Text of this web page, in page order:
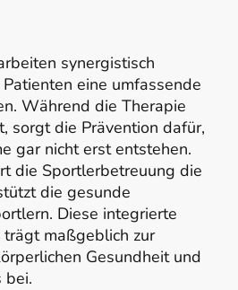
synergistisch
eine umfassende
Während die Therapie
sorgt die Prävention dafür,
gar nicht erst entstehen.
die Sportlerbetreuung die
die gesunde
Diese integrierte
maßgeblich zur
Gesundheit und
bei.